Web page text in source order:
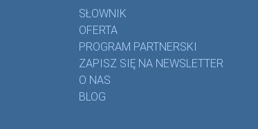
SŁOWNIK
OFERTA
PROGRAM PARTNERSKI
ZAPISZ SIĘ NA NEWSLETTER
O NAS
BLOG